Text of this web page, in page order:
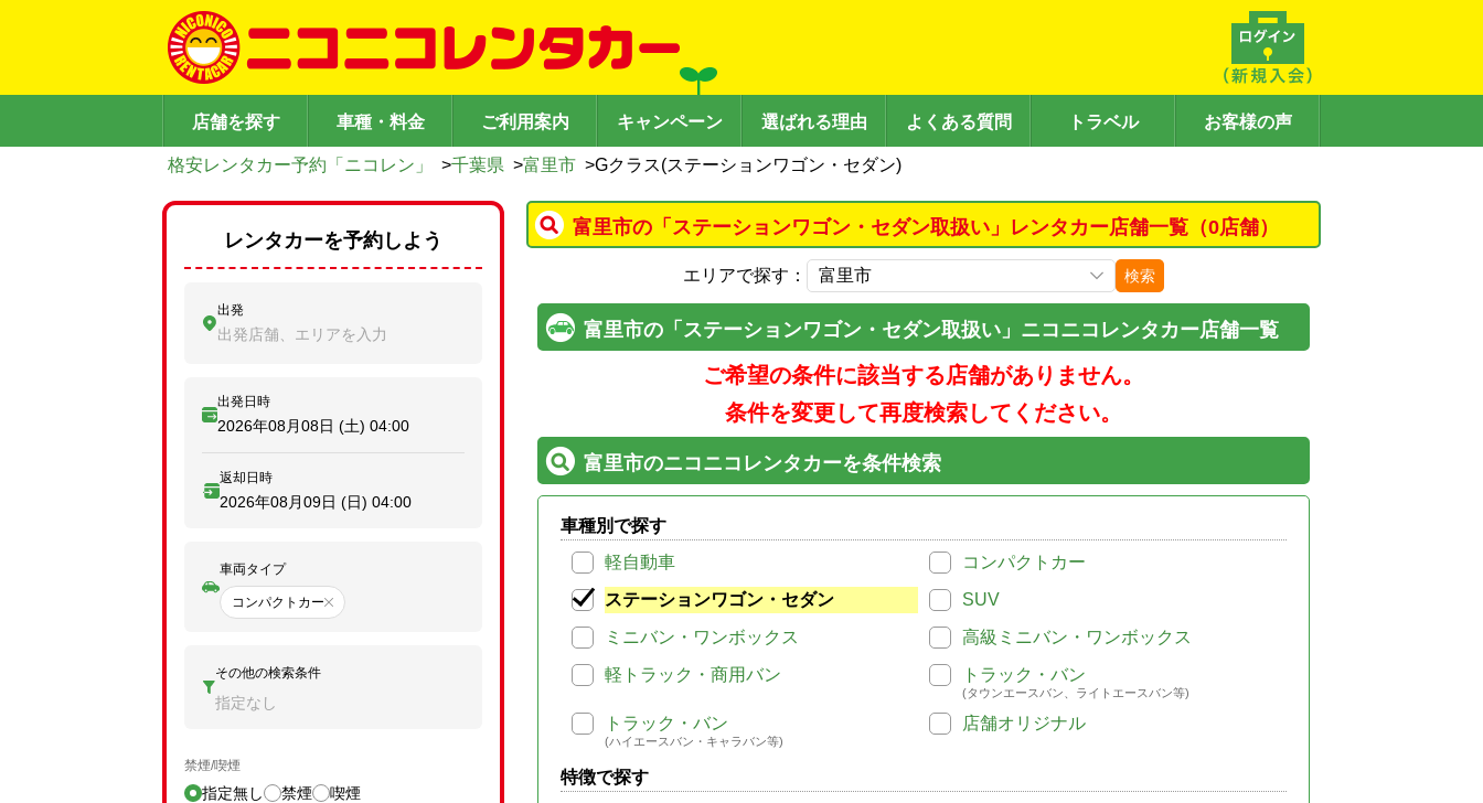
店舗を探す 車種・料金 ご利用案内 キャンペーン 選ばれる理由 よくある質問 トラベル お客様の声
格安レンタカー予約「ニコレン」 >千葉県 >富里市 >Gクラス(ステーションワゴン・セダン)
富里市の「ステーションワゴン・セダン取扱い」レンタカー店舗一覧（0店舗）
エリアで探す： 検索
富里市の「ステーションワゴン・セダン取扱い」ニコニコレンタカー店舗一覧
ご希望の条件に該当する店舗がありません。
条件を変更して再度検索してください。
富里市のニコニコレンタカーを条件検索
車種別で探す
軽自動車
コンパクトカー
ステーションワゴン・セダン
SUV
ミニバン・ワンボックス
高級ミニバン・ワンボックス
軽トラック・商用バン
トラック・バン
(タウンエースバン、ライトエースバン等)
トラック・バン
(ハイエースバン・キャラバン等)
店舗オリジナル
特徴で探す
レンタカーを予約しよう
出発
出発店舗、エリアを入力
出発日時
2026年08月08日 (土) 04:00
返却日時
2026年08月09日 (日) 04:00
車両タイプ
コンパクトカー
その他の検索条件
指定なし
禁煙/喫煙
指定無し 禁煙 喫煙